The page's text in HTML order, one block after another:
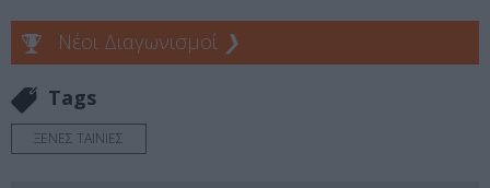
Νέοι Διαγωνισμοί ❯
Tags
ΞΕΝΕΣ ΤΑΙΝΙΕΣ